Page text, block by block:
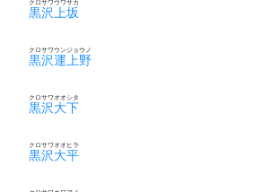
黒沢上坂
クロサワウワサカ
黒沢運上野
クロサワウンジョウノ
黒沢大下
クロサワオオシタ
黒沢大平
クロサワオオヒラ